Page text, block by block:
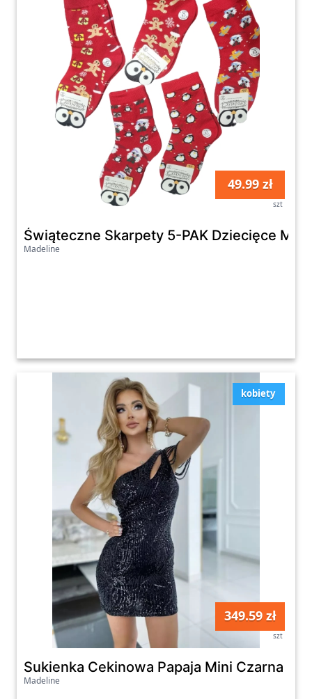
49.99 zł
szt
Świąteczne Skarpety 5-PAK Dziecięce
Madeline
kobiety
349.59 zł
szt
Sukienka Cekinowa Papaja Mini Czarna
Madeline